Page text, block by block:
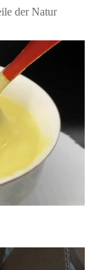
der Natur